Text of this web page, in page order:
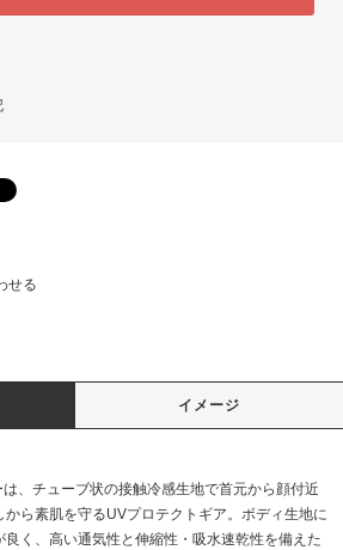
せる
イメージ
、チューブ状の接触冷感生地で首元から顔付近
ら素肌を守るUVプロテクトギア。ボディ生地に
く、高い通気性と伸縮性・吸水速乾性を備えた